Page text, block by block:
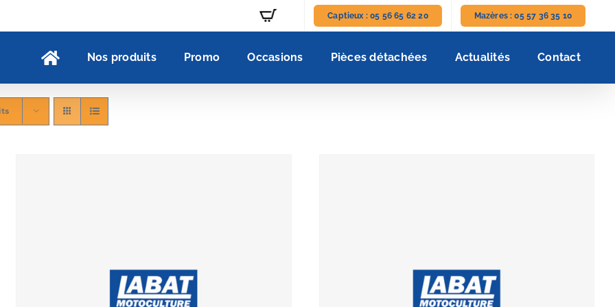
Captieux : 05 56 65 62 20 Mazères : 05 57 36 35 10
Nos produits Promo Occasions Pièces détachées Actualités Contact